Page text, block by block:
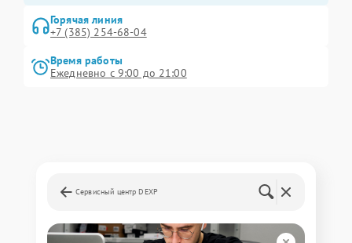
Горячая линия
+7 (385) 254-68-04
Время работы
Ежедневно с 9:00 до 21:00
Сервисный центр DEXP